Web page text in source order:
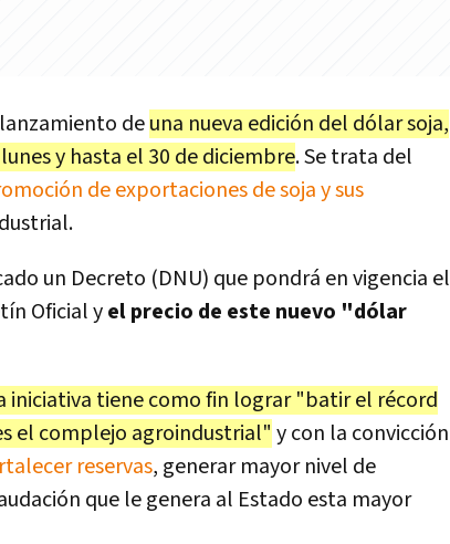
deuna nueva edición del dólar soja,
y hasta el 30 de diciembre. Se trata del
de exportaciones de soja y sus
un Decreto (DNU) que pondrá en vigencia el
Oficial yel precio de este nuevo "dólar
iniciativa tiene como fin lograr "batir el récord
el complejo agroindustrial" y con la convicción
reservas, generar mayor nivel de
que le genera al Estado esta mayor